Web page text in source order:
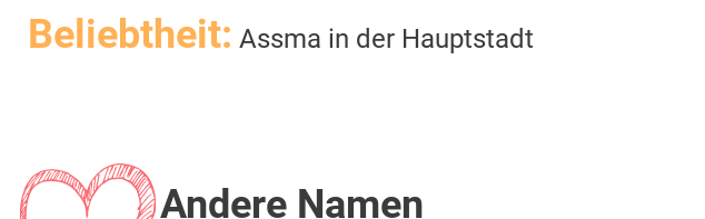
Beliebtheit: Assma in der Hauptstadt
Andere Namen